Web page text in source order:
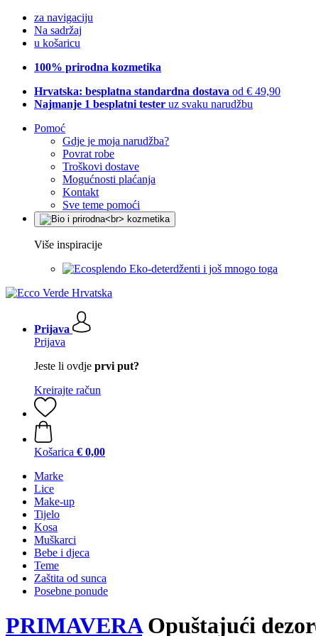
za navigaciju
Na sadržaj
u košaricu
100% prirodna kozmetika
Hrvatska: besplatna standardna dostava od € 49,90
Najmanje 1 besplatni tester uz svaku narudžbu
Pomoć
Gdje je moja narudžba?
Povrat robe
Troškovi dostave
Mogućnosti plaćanja
Kontakt
Sve teme pomoći
Više inspiracije
Eko-deterdženti i još mnogo toga
Prijava
Prijava
Jeste li ovdje prvi put?
Kreirajte račun
Košarica € 0,00
Marke
Lice
Make-up
Tijelo
Kosa
Muškarci
Bebe i djeca
Teme
Zaštita od sunca
Posebne ponude
PRIMAVERAOpuštajući